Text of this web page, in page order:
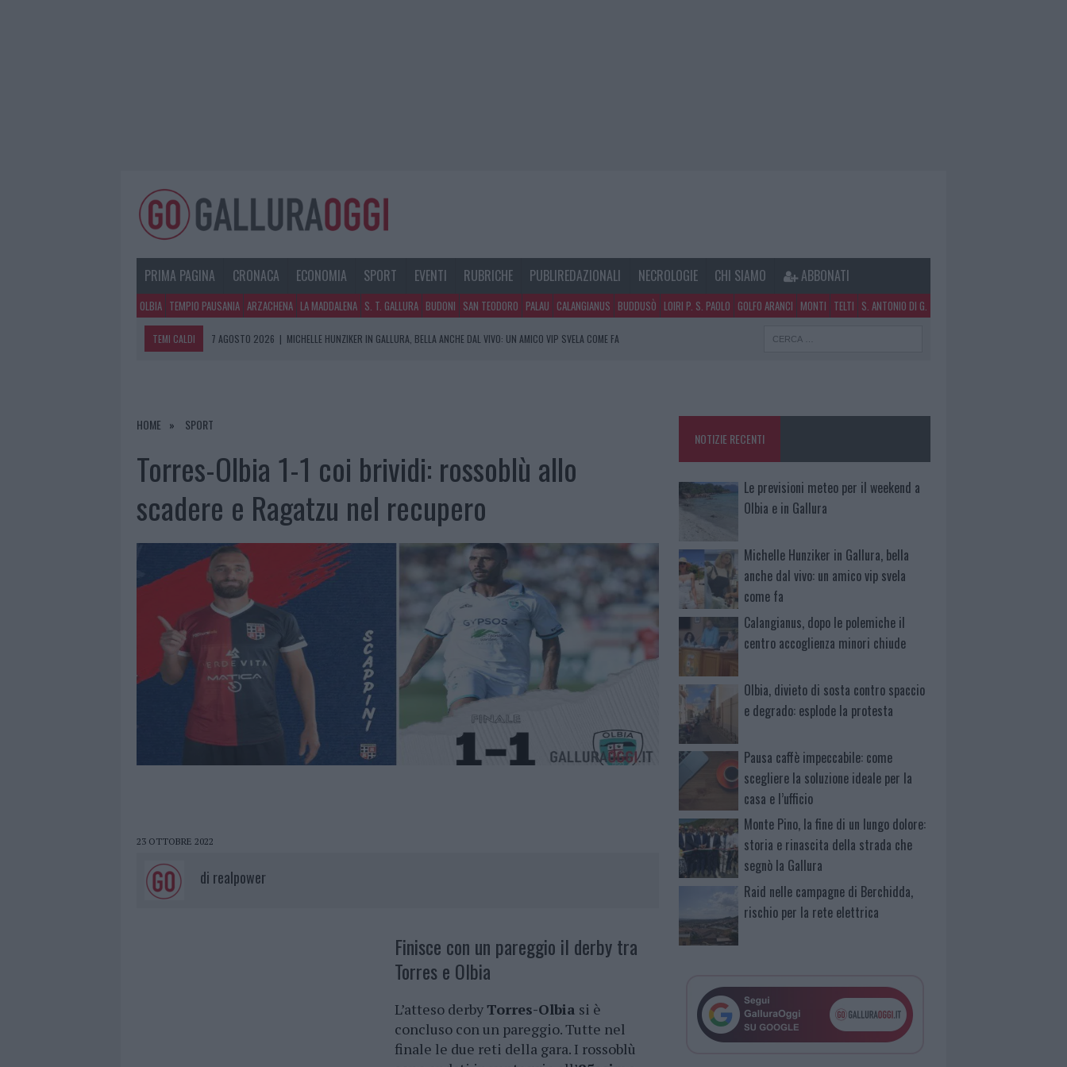
PRIMA PAGINA CRONACA ECONOMIA SPORT EVENTI RUBRICHE PUBLIREDAZIONALI NECROLOGIE CHI SIAMO ABBONATI
OLBIA TEMPIO PAUSANIA ARZACHENA LA MADDALENA S. T. GALLURA BUDONI SAN TEODORO PALAU CALANGIANUS BUDDUSÒ LOIRI P. S. PAOLO GOLFO ARANCI MONTI TELTI S. ANTONIO DI G.
TEMI CALDI 7 AGOSTO 2026 | MICHELLE HUNZIKER IN GALLURA, BELLA ANCHE DAL VIVO: UN AMICO VIP SVELA COME FA
7 AGOSTO 2026
HOME SPORT
Torres-Olbia 1-1 coi brividi: rossoblù allo
scadere e Ragatzu nel recupero
23 OTTOBRE 2022
di realpower
Finisce con un pareggio il derby tra
Torres e Olbia
L’atteso derbyTorres-Olbia si è
concluso con un pareggio. Tutte nel
finale le due reti della gara. I rossoblù
NOTIZIE RECENTI
Le previsioni meteo per il weekend a
Olbia e in Gallura
Michelle Hunziker in Gallura, bella
anche dal vivo: un amico vip svela
come fa
Calangianus, dopo le polemiche il
centro accoglienza minori chiude
Olbia, divieto di sosta contro spaccio
e degrado: esplode la protesta
Pausa caffè impeccabile: come
scegliere la soluzione ideale per la
casa e l’ufficio
Monte Pino, la fine di un lungo dolore:
storia e rinascita della strada che
segnò la Gallura
Raid nelle campagne di Berchidda,
rischio per la rete elettrica